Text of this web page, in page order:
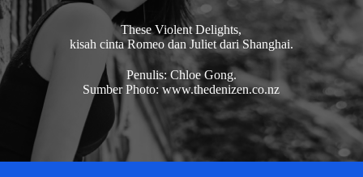
These Violent Delights,
kisah cinta Romeo dan Juliet dari Shanghai.
Penulis: Chloe Gong.
Sumber Photo: www.thedenizen.co.nz